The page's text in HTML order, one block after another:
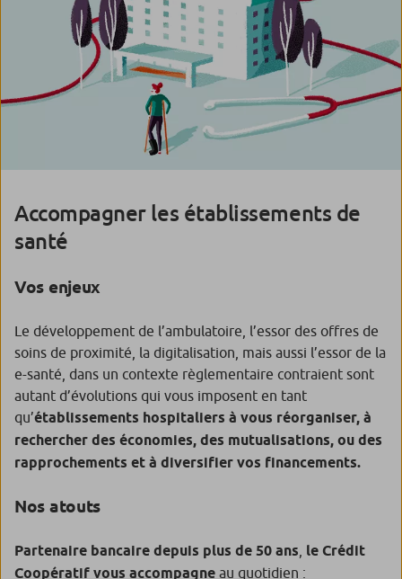
Accompagner les établissements de
santé
Vos enjeux
Le développement de l’ambulatoire, l’essor des offres de
soins de proximité, la digitalisation, mais aussi l’essor de la
e-santé, dans un contexte règlementaire contraient sont
autant d’évolutions qui vous imposent en tant
qu’établissements hospitaliers à vous réorganiser, à
rechercher des économies, des mutualisations, ou des
rapprochements et à diversifier vos financements.
Nos atouts
Partenaire bancaire depuis plus de 50 ans le Crédit
Coopératif vous accompagne au quotidien :